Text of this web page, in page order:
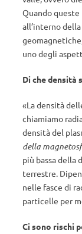
Quando
all’interno
uno degli
Di che densità
«La densità
chiamiamo
densità del
della
più bassa della
terrestre.
nelle fasce di
particelle per
Ci sono rischi